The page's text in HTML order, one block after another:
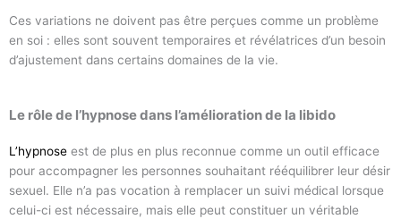
Ces variations ne doivent pas être perçues comme un problème
en soi : elles sont souvent temporaires et révélatrices d’un besoin
d’ajustement dans certains domaines de la vie.
Le rôle de l’hypnose dans l’amélioration de la libido
L’hypnose est de plus en plus reconnue comme un outil efficace
pour accompagner les personnes souhaitant rééquilibrer leur désir
sexuel. Elle n’a pas vocation à remplacer un suivi médical lorsque
celui-ci est nécessaire, mais elle peut constituer un véritable